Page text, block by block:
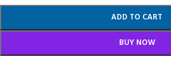
ADD TO CART
BUY NOW